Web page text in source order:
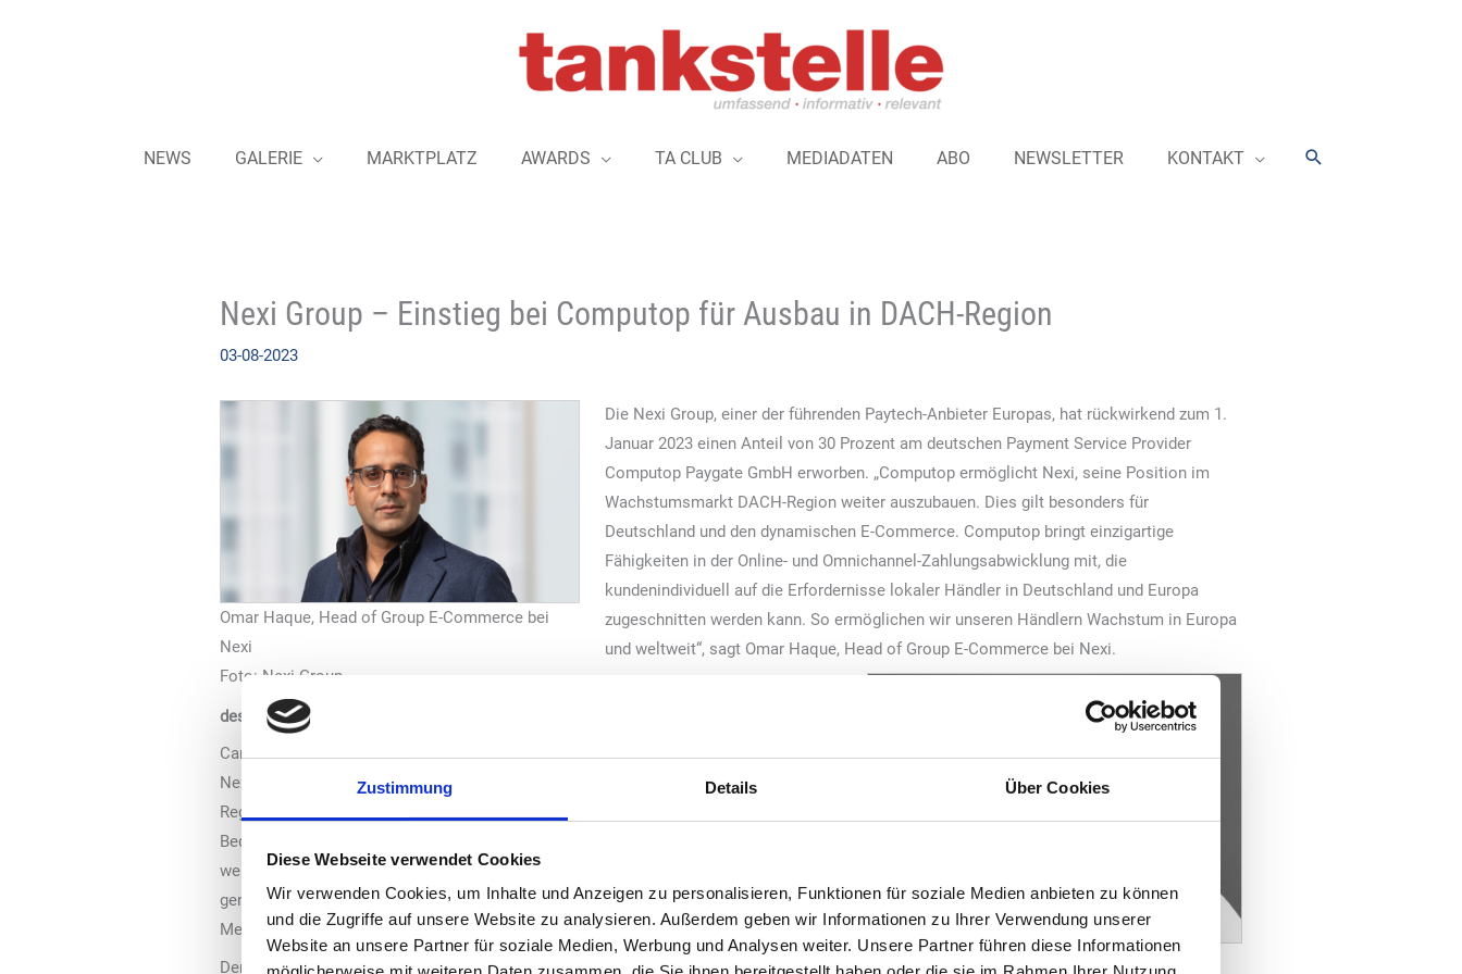
Zustimmung Details Über Cookies
Diese Webseite verwendet Cookies
Wir verwenden Cookies, um Inhalte und Anzeigen zu personalisieren, Funktionen für soziale Medien anbieten zu können
und die Zugriffe auf unsere Website zu analysieren. Außerdem geben wir Informationen zu Ihrer Verwendung unserer
Website an unsere Partner für soziale Medien, Werbung und Analysen weiter. Unsere Partner führen diese Informationen
NEWS GALERIE MARKTPLATZ AWARDS TA CLUB MEDIADATEN ABO NEWSLETTER KONTAKT Suchen
Nexi Group – Einstieg bei Computop für Ausbau in DACH-Region
03-08-2023
Omar Haque, Head of Group E-Commerce bei
Nexi
Foto: Nexi Group
Die Nexi Group, einer der führenden Paytech-Anbieter Europas, hat rückwirkend zum 1.
Januar 2023 einen Anteil von 30 Prozent am deutschen Payment Service Provider
Computop Paygate GmbH erworben. „Computop ermöglicht Nexi, seine Position im
Wachstumsmarkt DACH-Region weiter auszubauen. Dies gilt besonders für
Deutschland und den dynamischen E-Commerce. Computop bringt einzigartige
Fähigkeiten in der Online- und Omnichannel-Zahlungsabwicklung mit, die
kundenindividuell auf die Erfordernisse lokaler Händler in Deutschland und Europa
zugeschnitten werden kann. So ermöglichen wir unseren Händlern Wachstum in Europa
und weltweit“, sagt Omar Haque, Head of Group E-Commerce bei Nexi.
des Zahlungsverkehrs
Carola Wahl, Chief Regional Officer DACH und Country General Manager Germany bei
Nexi ergänzt: „Nexi und Computop passen hervorragend zusammen. In der DACH-
Region pflegen beide Unternehmen eine langjährige Kooperation und kennen die
Bedürfnisse und Besonderheiten des Marktes genau. Unsere Kunden und Partner
werden nachhaltig profitieren, vom starken Omnichannel-Angebot von Computop
genauso wie vom internationalen Netzwerk der Nexi Group. Gemeinsam schaffen wir
Mehrwerte durch eine vollständige Wertschöpfungskette im Zahlungsverkehr.“
Der Einstieg von Nexi als Gesellschafter unterstützt Computop, die Expansion seiner